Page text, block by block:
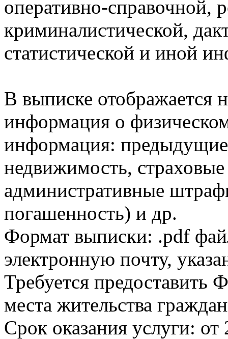
оперативно-справочной,
криминалистической,
статистической и иной
В выписке отображается
информация о
информация:
недвижимость,
административные
погашенность) и др.
Формат выписки: .pdf
электронную почту,
Требуется
места жительства
Срок оказания услуги: от